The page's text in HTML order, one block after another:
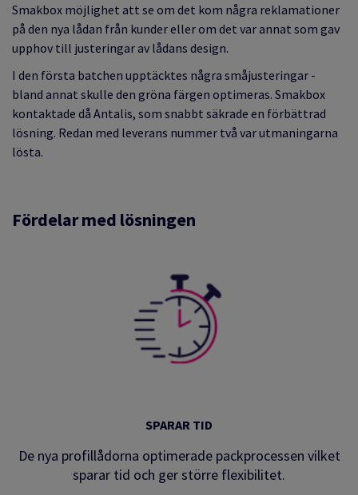
Smakbox möjlighet att se om det kom några reklamationer
på den nya lådan från kunder eller om det var annat som gav
upphov till justeringar av lådans design.
I den första batchen upptäcktes några småjusteringar -
bland annat skulle den gröna färgen optimeras. Smakbox
kontaktade då Antalis, som snabbt säkrade en förbättrad
lösning. Redan med leverans nummer två var utmaningarna
lösta.
Fördelar med lösningen
SPARAR TID
De nya profillådorna optimerade packprocessen vilket
sparar tid och ger större flexibilitet.